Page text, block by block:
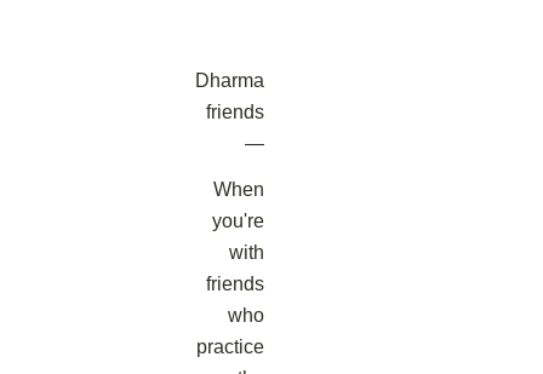
Dharma
friends
—
When
you're
with
friends
who
practice